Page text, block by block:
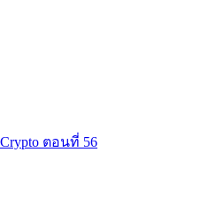
ตอนที่ 56